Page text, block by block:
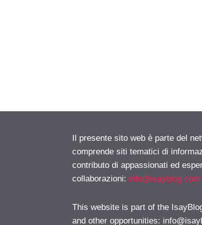
Il presente sito web è parte del
comprende siti tematici di
contributo di appassionati ed
collaborazioni: info@isayblog.com
This website is part of the
and other opportunities: